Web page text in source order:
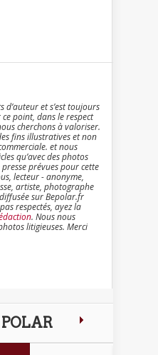
et s’est toujours
point, dans le respect
cherchons à valoriser.
fins illustratives et non
et nous
qu’avec des photos
prévues pour cette
lecteur - anonyme,
artiste, photographe
sur Bepolar.fr
respectés, ayez la
. Nous nous
litigieuses. Merci